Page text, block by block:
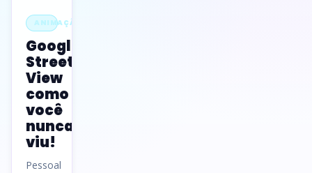
ANIMAÇÃO
Google
Street
View
como
você
nunca
viu!
Pessoal